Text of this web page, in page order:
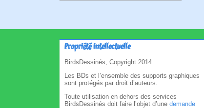
Propriété intellectuelle
BirdsDessinés, Copyright 2014
Les BDs et l’ensemble des supports graphiques
sont protégés par droit d’auteurs.
Toute utilisation en dehors des services
BirdsDessinés doit faire l’objet d’une demande